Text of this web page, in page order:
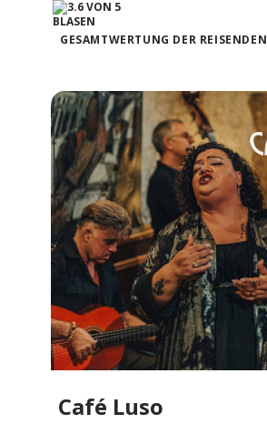
GESAMTWERTUNG DER REISENDEN
Café Luso